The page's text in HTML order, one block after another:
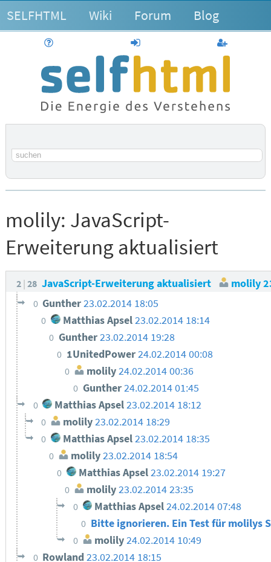
SELFHTML Wiki Forum Blog
anmelden
Suchbegriff
molily: JavaScript-
Erweiterung aktualisiert
2 28 JavaScript-Erweiterung aktualisiert molily
0 Gunther23.02.2014 18:05
0 Matthias Apsel 23.02.2014 18:14
0 Gunther23.02.2014 19:28
0 1UnitedPower24.02.2014 00:08
0 molily24.02.2014 00:36
0 Gunther24.02.2014 01:45
0 Matthias Apsel23.02.2014 18:12
0 molily 23.02.2014 18:29
0 Matthias Apsel 23.02.2014 18:35
0 molily23.02.2014 18:54
0 Matthias Apsel23.02.2014 19:27
0 molily23.02.2014 23:35
0 Matthias Apsel24.02.2014 07:48
0 Bitte ignorieren. Ein Test für molilys
0 molily24.02.2014 10:49
0 Rowland23.02.2014 18:15